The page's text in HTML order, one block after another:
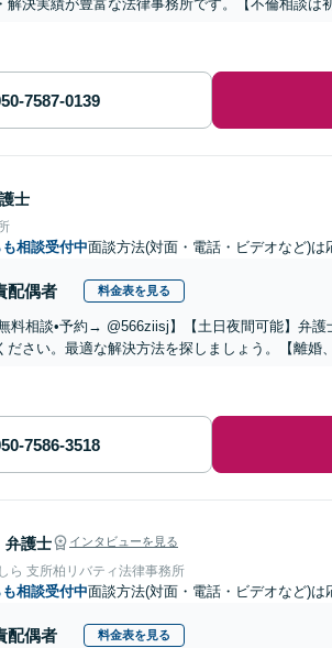
解決実績が豊富な法律事務所です。【不倫相談は
士
相談受付中面談方法(対面・電話・ビデオなど)は
配偶者 料金表を見る
無料相談•予約→ @566ziisj】【土日夜間可能】弁
ださい。最適な解決方法を探しましょう。【離婚
弁護士 インタビューを見る
ら 支所柏リバティ法律事務所
相談受付中面談方法(対面・電話・ビデオなど)は
配偶者 料金表を見る